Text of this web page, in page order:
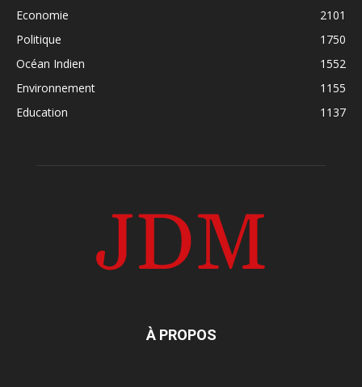
Economie
2101
Politique
1750
Océan Indien
1552
Environnement
1155
Education
1137
À PROPOS